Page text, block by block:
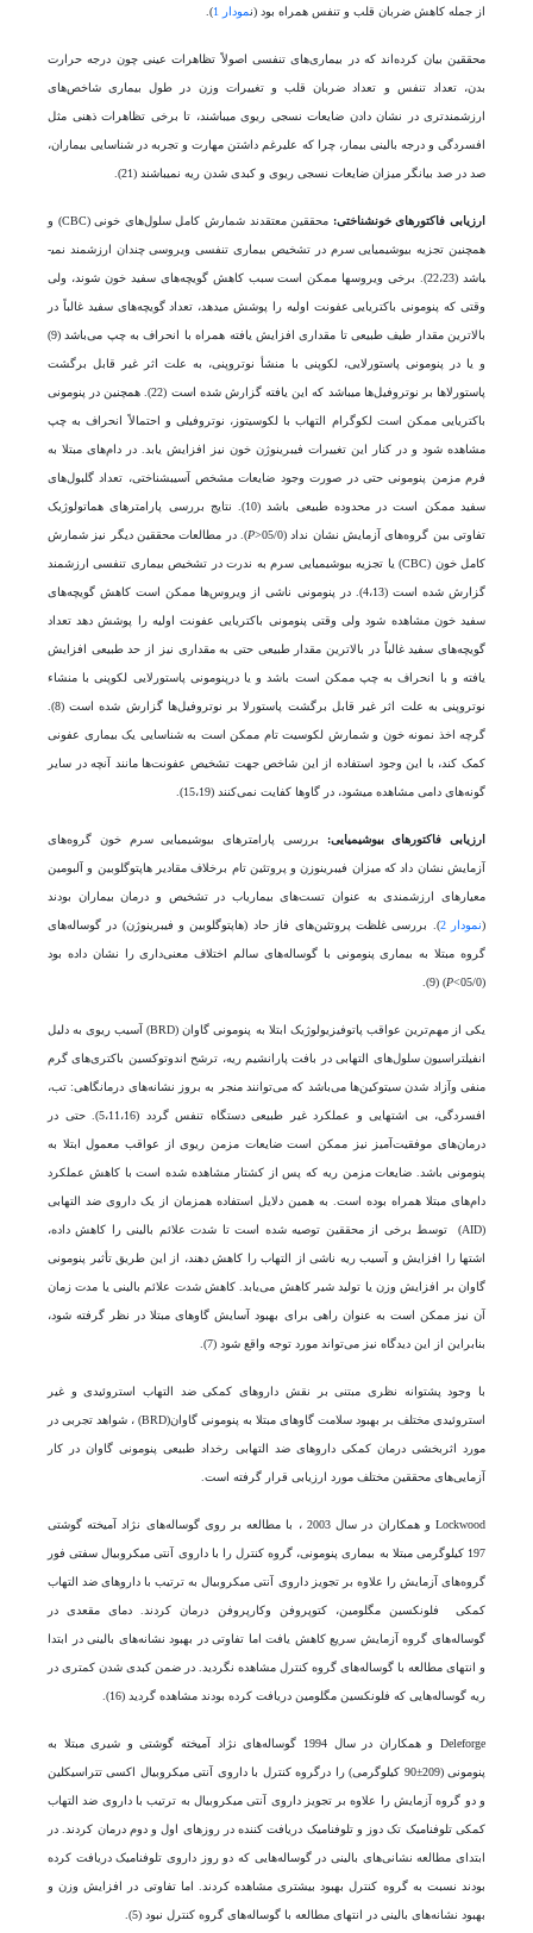
از جمله کاهش ضربان قلب و تنفس همراه بود (نمودار 1 ).
محققین بیان کرده‌اند که در بیماری­‌های تنفسی اصولاً تظاهرات عینی چون درجه حرارت
بدن، تعداد تنفس و تعداد ضربان قلب و تغییرات وزن در طول بیماری شاخص­‌های
ارزشمندتری در نشان دادن ضایعات نسجی ریوی می­باشند، تا برخی تظاهرات ذهنی مثل
افسردگی و درجه بالینی بیمار، چرا که علی­رغم داشتن مهارت و تجربه در شناسایی بیماران،
صد در صد بیانگر میزان ضایعات نسجی ریوی و کبدی شدن ریه نمی­باشند (21).
ارزیابی فاکتور‌های خون­شناختی:
محققین معتقدند شمارش کامل سلول­‌های ­خونی (CBC) و
همچنین تجزیه بیوشیمیایی سرم در تشخیص بیماری تنفسی ویروسی چندان ارزشمند نمی­
باشد (22،23). برخی ویروس­ها ممکن است سبب کاهش گویچه‌های سفید خون شوند، ولی
وقتی که پنومونی باکتریایی عفونت اولیه را پوشش می­دهد، تعداد گویچه‌های سفید غالباً در
بالاترین مقدار طیف طبیعی تا مقداری افزایش یافته همراه با انحراف به چپ می‌باشد (9)
و یا در پنومونی پاستورلایی، لکوپنی با منشأ نوتروپنی، به علت اثر غیر قابل ­برگشت
پاستورلاها بر نوتروفیل‌ها می­باشد که این یافته گزارش شده است (22). همچنین در پنومونی
باکتریایی ممکن است لکوگرام التهاب با لکوسیتوز، نوتروفیلی و احتمالاً انحراف به چپ
مشاهده شود و در کنار این تغییرات فیبرینوژن خون نیز افزایش یابد. در دام­‌های مبتلا به
فرم مزمن پنومونی حتی در صورت وجود ضایعات مشخص آسیب­شناختی، تعداد گلبول­‌های
سفید ممکن است در محدوده طبیعی باشد (10). نتایج بررسی پارامتر‌های هماتولوژیک
تفاوتی بین گروه­‌های آزمایش نشان نداد (05/0˃
P). در مطالعات محققین دیگر نیز شمارش
کامل خون (CBC) یا تجزیه بیوشیمیایی سرم به ندرت در تشخیص بیماری تنفسی ارزشمند
گزارش شده است (4،13). در پنومونی ناشی از ویروس‌ها ممکن است کاهش گویچه‌های
سفید خون مشاهده شود ولی وقتی پنومونی باکتریایی عفونت اولیه را پوشش دهد تعداد
گویچه­‌های سفید غالباً در بالاترین مقدار طبیعی حتی به مقداری نیز از حد طبیعی افزایش
یافته و با انحراف به چپ ممکن است باشد و یا درپنومونی پاستورلایی لکوپنی با منشاء
نوتروپنی به علت اثر غیر قابل برگشت پاستورلا بر نوتروفیل‌ها گزارش شده است (8).
گرچه اخذ نمونه خون و شمارش لکوسیت‌ تام ممکن است به شناسایی یک بیماری عفونی
کمک کند، با این وجود استفاده از این شاخص جهت تشخیص عفونت‌ها مانند آنچه در سایر
گونه‌های دامی مشاهده می­شود، در گاوها کفایت نمی‌کنند (15،19).
ارزیابی فاکتور‌های بیوشیمیایی: بررسی پارامتر‌های بیوشیمیایی سرم خون گروه‌های
آزمایش نشان داد که میزان فیبرینوزن و پروتئین تام برخلاف مقادیر هاپتوگلوبین و آلبومین
معیار‌های ارزشمندی به عنوان تست‌های بیماریاب در تشخیص و درمان بیماران بودند
(نمودار 2 ). بررسی غلظت پروتئین‌های فاز حاد (هاپتوگلوبین و فیبرینوژن) در گوساله‌های
گروه مبتلا به بیماری پنومونی با گوساله‌های سالم اختلاف معنی‌داری را نشان داده بود
(05/0˂
P
) (9).
یکی از مهم‌ترین عواقب پاتوفیزیولوژیک ابتلا به پنومونی گاوان (BRD) آسیب ریوی به دلیل
انفیلتراسیون سلول‌های التهابی در بافت پارانشیم ریه، ترشح اندوتوکسین باکتری‌های گرم
منفی وآزاد شدن سیتوکین‌ها می‌باشد که می‌توانند منجر به بروز نشانه‌های درمانگاهی: تب،
افسردگی، بی اشتهایی و عملکرد غیر طبیعی دستگاه تنفس گردد (5،11،16). حتی در
درمان‌های موفقیت‌آمیز نیز ممکن است ضایعات مزمن ریوی از عواقب معمول ابتلا به
پنومونی باشد. ضایعات مزمن ریه که پس از کشتار مشاهده شده است با کاهش عملکرد
دام‌های مبتلا همراه بوده است. به همین دلایل استفاده همزمان از یک داروی ضد التهابی
(AID) توسط برخی از محققین توصیه شده است تا شدت علائم بالینی را کاهش داده،
اشتها را افزایش و آسیب ریه ناشی از التهاب را کاهش دهند، از این طریق تأثیر پنومونی
گاوان بر افزایش وزن یا تولید شیر کاهش می‌یابد. کاهش شدت علائم بالینی یا مدت زمان
آن نیز ممکن است به عنوان راهی برای بهبود آسایش گاو‌های مبتلا در نظر گرفته شود،
بنابراین از این دیدگاه نیز می‌‍‌تواند مورد توجه واقع شود (7).
با وجود پشتوانه نظری مبتنی بر نقش داروهای کمکی ضد التهاب استروئیدی و غیر
استروئیدی مختلف بر بهبود سلامت گاو‌های مبتلا به پنومونی گاوان(BRD) ، شواهد تجربی در
مورد اثربخشی درمان کمکی دارو‌های ضد التهابی رخداد طبیعی پنومونی گاوان در کار
آزمایی‌های محققین مختلف مورد ارزیابی قرار گرفته است.
Lockwood و همکاران در سال 2003 ، با مطالعه بر روی گوساله‌های نژاد آمیخته گوشتی
197 کیلوگرمی مبتلا به بیماری پنومونی، گروه کنترل را با داروی آنتی میکروبیال سفتی فور
گروه‌های آزمایش را علاوه بر تجویز داروی آنتی میکروبیال به ترتیب با دارو‌های ضد التهاب
کمکی فلونکسین مگلومین، کتوپروفن وکارپروفن درمان کردند. دمای مقعدی در
گوساله‌های گروه آزمایش سریع کاهش یافت اما تفاوتی در بهبود نشانه‌های بالینی در ابتدا
و انتهای مطالعه با گوساله‌های گروه کنترل مشاهده نگردید. در ضمن کبدی شدن کمتری در
ریه گوساله‌هایی که فلونکسین مگلومین دریافت کرده بودند مشاهده گردید (16).
Deleforge و همکاران در سال 1994 گوساله‌های نژاد آمیخته گوشتی و شیری مبتلا به
پنومونی (209±90 کیلوگرمی) را درگروه کنترل با داروی آنتی میکروبیال اکسی تتراسیکلین
و دو گروه آزمایش را علاوه بر تجویز داروی آنتی میکروبیال به ترتیب با داروی ضد التهاب
کمکی تلوفنامیک تک دوز و تلوفنامیک دریافت کننده در روز‌های اول و دوم درمان کردند. در
ابتدای مطالعه نشانی‌های بالینی در گوساله‌هایی که دو روز داروی تلوفنامیک دریافت کرده
بودند نسبت به گروه کنترل بهبود بیشتری مشاهده کردند. اما تفاوتی در افزایش وزن و
بهبود نشانه‌های بالینی در انتهای مطالعه با گوساله‌های گروه کنترل نبود (5).